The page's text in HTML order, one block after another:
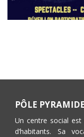
PÔLE PYRAMIDE
Un centre social
d’habitants. Sa